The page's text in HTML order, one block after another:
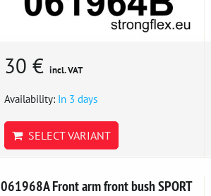
30 € incl. VAT
Availability: In 3 days
SELECT VARIANT
061968A Front arm front bush SPORT